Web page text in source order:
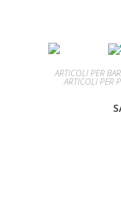
ARTICOLI PER
ARTICOLI PER